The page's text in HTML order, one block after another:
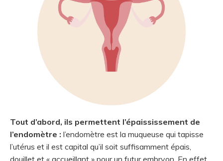
Tout d’abord, ils permettent l’épaississement de
l’endomètre : l’endomètre est la muqueuse qui tapisse
l’utérus et il est capital qu’il soit suffisamment épais,